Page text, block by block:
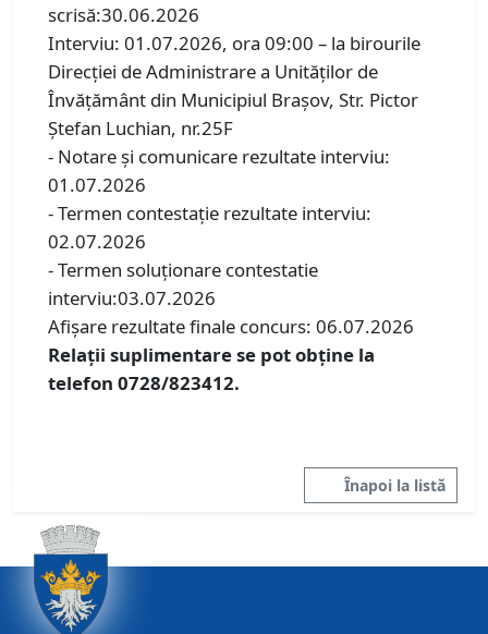
scrisă:30.06.2026
Interviu: 01.07.2026, ora 09:00 – la birourile
Direcției de Administrare a Unităților de
Învățământ din Municipiul Brașov, Str. Pictor
Ștefan Luchian, nr.25F
- Notare şi comunicare rezultate interviu:
01.07.2026
- Termen contestaţie rezultate interviu:
02.07.2026
- Termen soluţionare contestatie
interviu:03.07.2026
Afişare rezultate finale concurs: 06.07.2026
Relaţii suplimentare se pot obţine la
telefon 0728/823412.
Înapoi la listă